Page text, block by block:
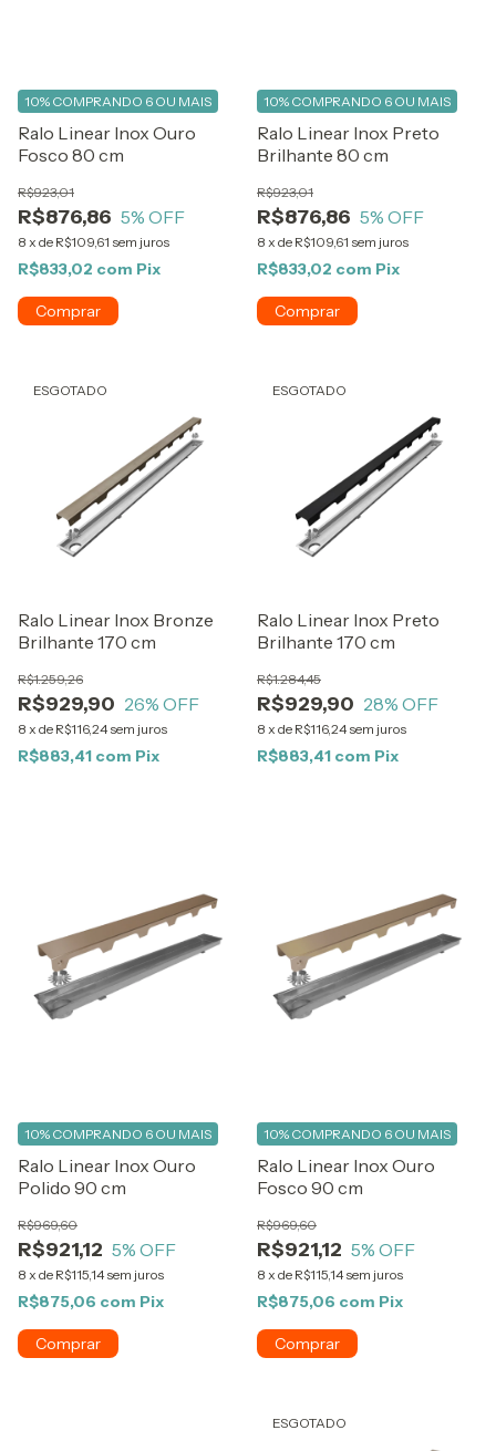
Ralo Linear Inox Ouro
Fosco 80 cm
R$876,86
R$923,01
5% OFF
8 x de R$109,61 sem juros
10% COMPRANDO 6 OU MAIS
R$833,02 com Pix
Ralo Linear Inox Preto
Brilhante 80 cm
R$876,86
R$923,01
5% OFF
8 x de R$109,61 sem juros
10% COMPRANDO 6 OU MAIS
R$833,02 com Pix
ESGOTADO
Ralo Linear Inox Bronze
Brilhante 170 cm
R$929,90
R$1.259,26
26% OFF
8 x de R$116,24 sem juros
R$883,41 com Pix
ESGOTADO
Ralo Linear Inox Preto
Brilhante 170 cm
R$929,90
R$1.284,45
28% OFF
8 x de R$116,24 sem juros
R$883,41 com Pix
Ralo Linear Inox Ouro
Polido 90 cm
R$921,12
R$969,60
5% OFF
8 x de R$115,14 sem juros
10% COMPRANDO 6 OU MAIS
R$875,06 com Pix
Ralo Linear Inox Ouro
Fosco 90 cm
R$921,12
R$969,60
5% OFF
8 x de R$115,14 sem juros
10% COMPRANDO 6 OU MAIS
R$875,06 com Pix
ESGOTADO